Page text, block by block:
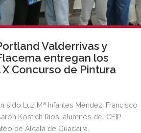
Valderrivas y
entregan los
Concurso de Pintura
sido Luz Mª Infantes Méndez, Francisco
Kostich Ríos, alumnos del CEIP
de Alcalá de Guadaíra.